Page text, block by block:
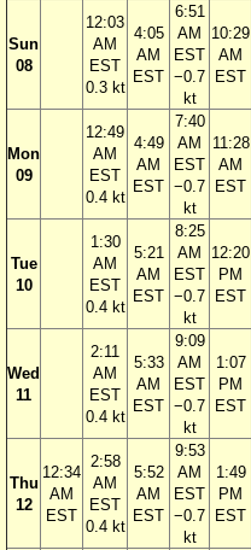
Sun
08
12:03
AM
EST
0.3 kt
4:05
AM
EST
6:51
AM
EST
−0.7
kt
10:29
AM
EST
Mon
09
12:49
AM
EST
0.4 kt
4:49
AM
EST
7:40
AM
EST
−0.7
kt
11:28
AM
EST
Tue
10
1:30
AM
EST
0.4 kt
5:21
AM
EST
8:25
AM
EST
−0.7
kt
12:20
PM
EST
Wed
11
2:11
AM
EST
0.4 kt
5:33
AM
EST
9:09
AM
EST
−0.7
kt
1:07
PM
EST
Thu
12
12:34
AM
EST
2:58
AM
EST
0.4 kt
5:52
AM
EST
9:53
AM
EST
−0.7
kt
1:49
PM
EST